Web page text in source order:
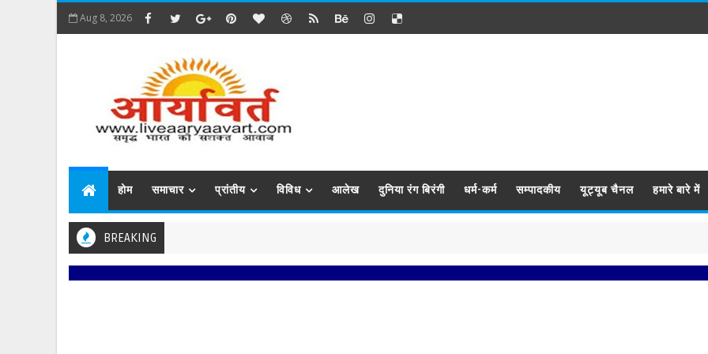
Aug 8, 2026
होम समाचार प्रांतीय विविध आलेख दुनिया रंग बिरंगी धर्म-कर्म सम्पादकीय यूट्यूब चैनल हमारे बारे में
BREAKING